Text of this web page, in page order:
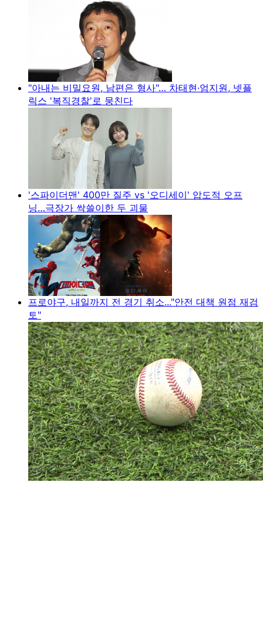
"아내는 비밀요원, 남편은 형사"… 차태현·엄지원, 넷플
릭스 '복직경찰'로 뭉친다
'스파이더맨' 400만 질주 vs '오디세이' 압도적 오프
닝…극장가 싹쓸이한 두 괴물
프로야구, 내일까지 전 경기 취소..."안전 대책 원점 재검
토"